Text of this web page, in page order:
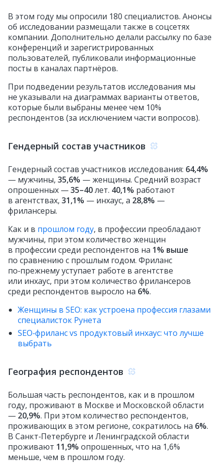
В этом году мы опросили 180 специалистов. Анонсы
об исследовании размещали также в соцсетях
компании. Дополнительно делали рассылку по базе
конференций и зарегистрированных
пользователей, публиковали информационные
посты в каналах партнёров.
При подведении результатов исследования мы
не указывали на диаграммах варианты ответов,
которые были выбраны менее чем 10%
респондентов (за исключением части вопросов).
Гендерный состав участников
Гендерный состав участников исследования: 64,4%
— мужчины, 35,6% — женщины. Средний возраст
опрошенных —35–40лет. 40,1% работают
в агентствах, 31,1% — инхаус, а 28,8% —
фрилансеры.
Как и в прошлом году, в профессии преобладают
мужчины, при этом количество женщин
в профессии среди респондентов на 1% выше
по сравнению с прошлым годом. Фриланс
по‑прежнему уступает работе в агентстве
или инхаус, при этом количество фрилансеров
среди респондентов выросло на 6%.
Женщины в SEO: как устроена профессия глазами
специалисток Рунета
SEO‑фриланс vs продуктовый инхаус: что лучше
выбрать
География респондентов
Большая часть респондентов, как и в прошлом
году, проживают в Москве и Московской области
— 20,9%. При этом количество респондентов,
проживающих в этом регионе, сократилось на 6%.
В Санкт‑Петербурге и Ленинградской области
проживают 11,9% опрошенных, что на 1,6%
меньше, чем в прошлом году.